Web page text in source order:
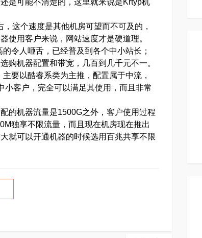
是可能不清楚的，这里就来说是Krtyp机
这个速度是其他机房可望而不可及的，
使用客户来说，网站速度才是硬道理。
令人咂舌，已经普及到各个中小站长；
购机器配置和带宽，几百到几千元不一。
要以酷睿系类为主推，配置属于中流，
客户，完全可以满足其使用，而且非常
的机器流量是1500G之外，客户使用过程
独享不限流量，而且现在机房现在推出
就可以开通机器的时候选用百兆共享不限